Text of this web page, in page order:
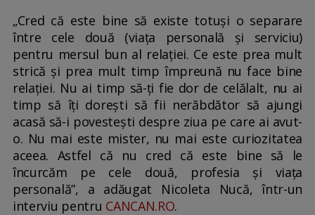
„Cred că este bine să existe totuși o separare
între cele două (viața personală și serviciu)
pentru mersul bun al relației. Ce este prea mult
strică și prea mult timp împreună nu face bine
relației. Nu ai timp să-ți fie dor de celălalt, nu ai
timp să îți dorești să fii nerăbdător să ajungi
acasă să-i povestești despre ziua pe care ai avut-
o. Nu mai este mister, nu mai este curiozitatea
aceea. Astfel că nu cred că este bine să le
încurcăm pe cele două, profesia și viața
personală”, a adăugat Nicoleta Nucă, într-un
interviu pentru CANCAN.RO.